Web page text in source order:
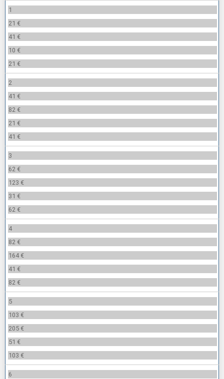
1
21 €
41 €
10 €
21 €
2
41 €
82 €
21 €
41 €
3
62 €
123 €
31 €
62 €
4
82 €
164 €
41 €
82 €
5
103 €
205 €
51 €
103 €
6